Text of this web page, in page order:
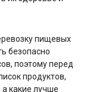
пищевых
безопасно
поэтому перед
продуктов,
какие лучше